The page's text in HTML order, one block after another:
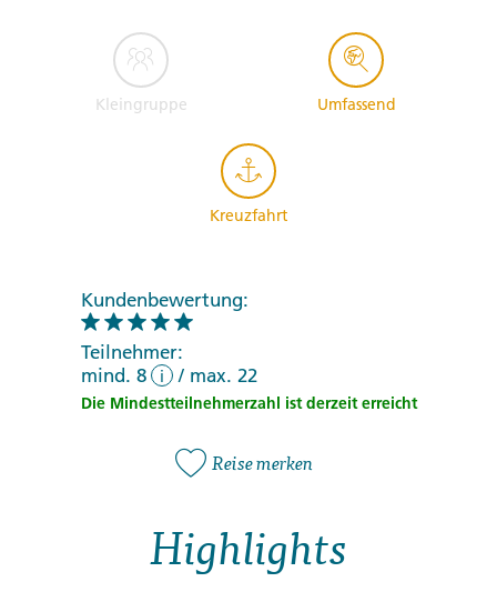
Kleingruppe Umfassend
Kreuzfahrt
Kundenbewertung:
Teilnehmer:
mind. 8
i / max. 22
Die Mindestteilnehmerzahl ist derzeit erreicht
Reise merken
Highlights